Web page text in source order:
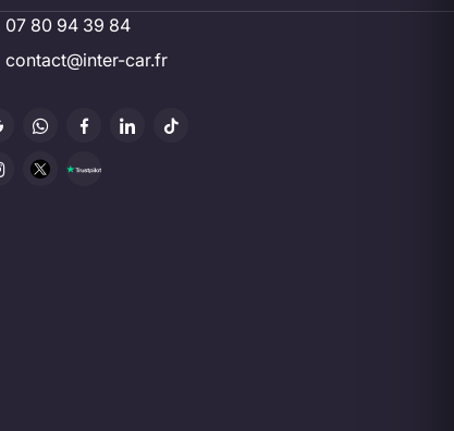
07 80 94 39 84
contact@inter-car.fr